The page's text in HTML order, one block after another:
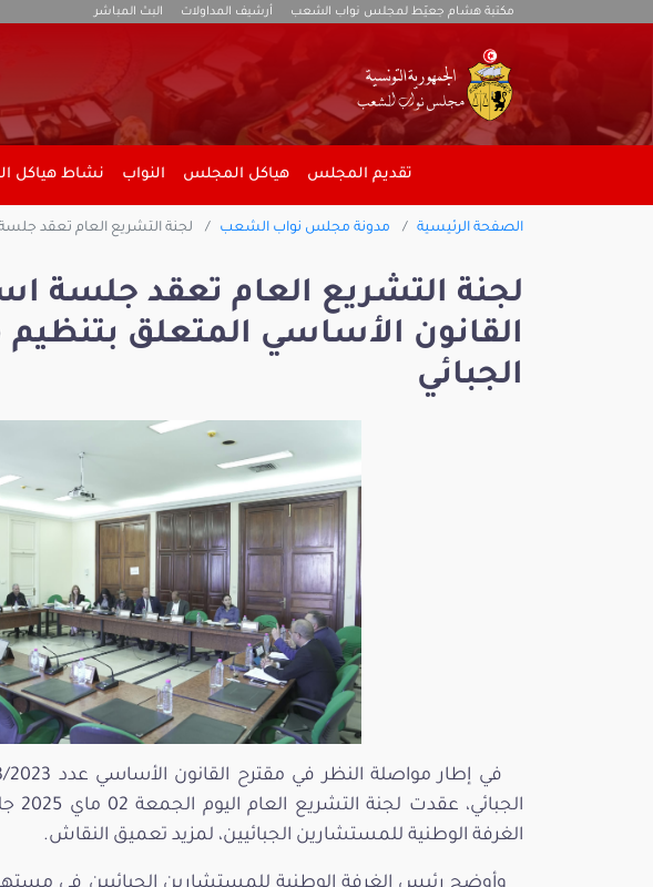
مكتبة هشام جعيّط لمجلس نواب الشعب أرشيف المداولات البث المباشر
تقديم المجلس هياكل المجلس النواب نشاط هياكل
الصفحة الرئيسية مدونة مجلس نواب الشعب لجنة التشريع العام تعقد
لجنة التشريع العام تعقد جلسة
القانون الأساسي المتعلق
الجبائي
الغرفة الوطنية للمستشارين الجبائيين، لمزيد تعميق النقاش.